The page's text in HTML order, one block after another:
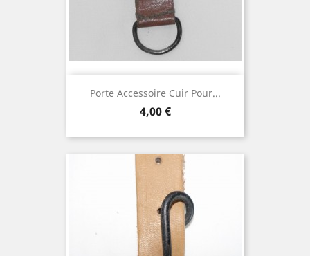
Porte Accessoire Cuir Pour...
Prix
4,00 €